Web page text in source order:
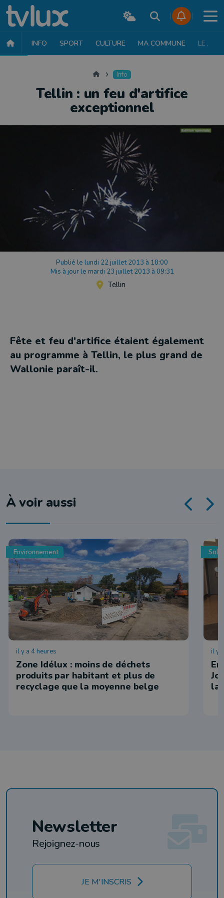
INFO SPORT CULTURE MA COMMUNE LE JT
Accueil Info
Tellin : un feu d'artifice
exceptionnel
Publié le lundi 22 juillet 2013 à 18:00
Mis à jour le mardi 23 juillet 2013 à 09:31
Tellin
Fête et feu d'artifice étaient également
au programme à Tellin, le plus grand de
Wallonie paraît-il.
À voir aussi
Environnement
il y a 4 heures
Zone Idélux : moins de déchets
produits par habitant et plus de
recyclage que la moyenne belge
il y
la
Newsletter
Rejoignez-nous
JE M'INSCRIS